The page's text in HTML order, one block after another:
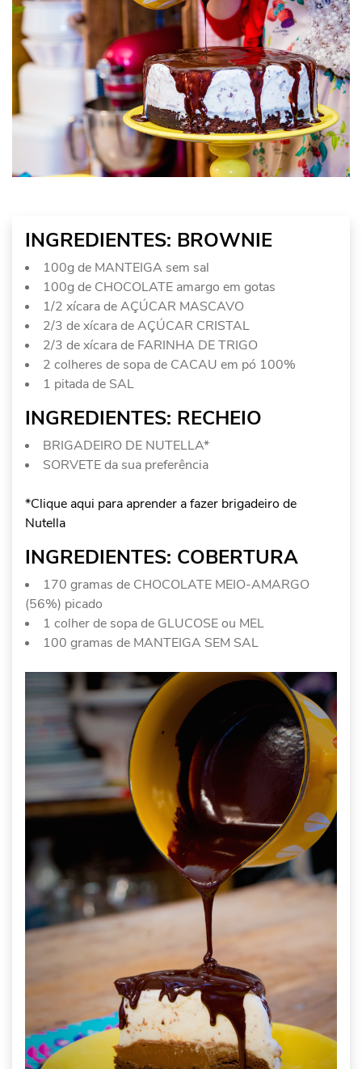
INGREDIENTES: BROWNIE
100g de MANTEIGA sem sal
100g de CHOCOLATE amargo em gotas
1/2 xícara de AÇÚCAR MASCAVO
2/3 de xícara de AÇÚCAR CRISTAL
2/3 de xícara de FARINHA DE TRIGO
2 colheres de sopa de CACAU em pó 100%
1 pitada de SAL
INGREDIENTES: RECHEIO
BRIGADEIRO DE NUTELLA*
SORVETE da sua preferência
*Clique aqui para aprender a fazer brigadeiro de
Nutella
INGREDIENTES: COBERTURA
170 gramas de CHOCOLATE MEIO-AMARGO
(56%) picado
1 colher de sopa de GLUCOSE ou MEL
100 gramas de MANTEIGA SEM SAL